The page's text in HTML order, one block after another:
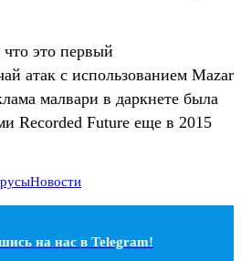
это первый
атак с использованием Mazar
малвари в даркнете была
Recorded Future еще в 2015
Новости
на наc в Telegram!